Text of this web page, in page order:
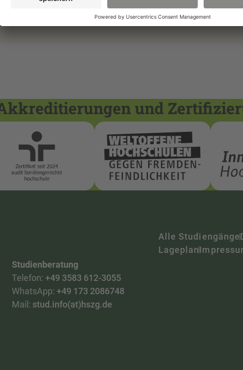
und
Studienberatung
Telefon: +49 3583 612-3055
WhatsApp: +49 173 2086748
Mail: stud.info(at)hszg.de
Alle Studiengänge
Lageplan